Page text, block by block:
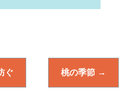
ぐ 桃の季節 →